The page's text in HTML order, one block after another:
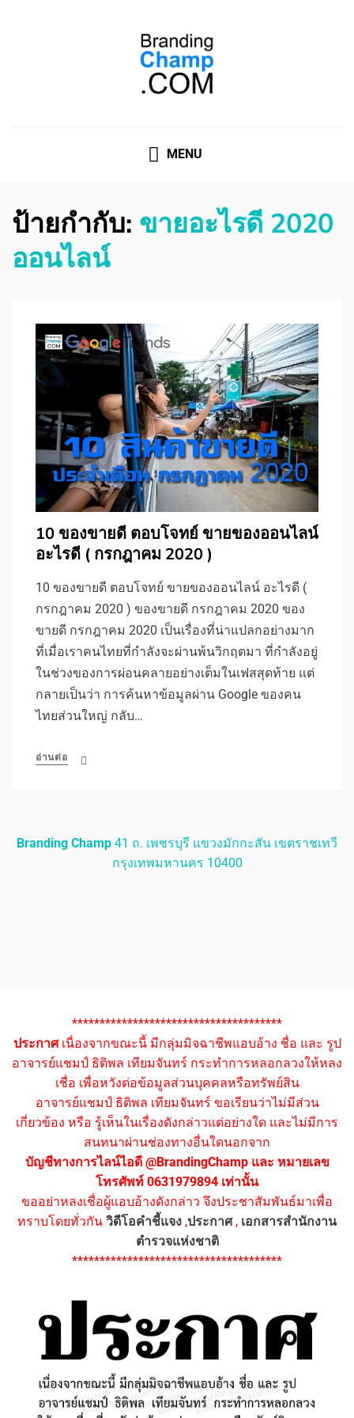
MENU
ป้ายกำกับ: ขายอะไรดี 2020
ออนไลน์
10 ของขายดี ตอบโจทย์ ขายของออนไลน์
อะไรดี ( กรกฎาคม 2020 )
10 ของขายดี ตอบโจทย์ ขายของออนไลน์ อะไรดี (
กรกฎาคม 2020 ) ของขายดี กรกฎาคม 2020 ของ
ขายดี กรกฎาคม 2020 เป็นเรื่องที่น่าแปลกอย่างมาก
ที่เมื่อเราคนไทยที่กำลังจะผ่านพ้นวิกฤตมา ที่กำลังอยู่
ในช่วงของการผ่อนคลายอย่างเต็มในเฟสสุดท้าย แต่
กลายเป็นว่า การค้นหาข้อมูลผ่าน Google ของคน
ไทยส่วนใหญ่ กลับ…
อ่านต่อ
Branding Champ 41 ถ. เพชรบุรี แขวงมักกะสัน เขตราชเทวี
กรุงเทพมหานคร 10400
**************************************
ประกาศเนื่องจากขณะนี้ มีกลุ่มมิจฉาชีพแอบอ้าง ชื่อ และ รูป
อาจารย์แชมป์ ธิติพล เทียมจันทร์ กระทำการหลอกลวงให้หลง
เชื่อ เพื่อหวังต่อข้อมูลส่วนบุคคลหรือทรัพย์สิน
อาจารย์แชมป์ ธิติพล เทียมจันทร์ ขอเรียนว่าไม่มีส่วน
เกี่ยวข้อง หรือ รู้เห็นในเรื่องดังกล่าวแต่อย่างใด และไม่มีการ
สนทนาผ่านช่องทางอื่นใดนอกจาก
บัญชีทางการไลน์ไอดี @BrandingChamp และ หมายเลข
โทรศัพท์ 0631979894 เท่านั้น
ขออย่าหลงเชื่อผู้แอบอ้างดังกล่าว จึงประชาสัมพันธ์มาเพื่อ
ทราบโดยทั่วกัน วิดีโอคำชี้แจง ,ประกาศ, เอกสารสำนักงาน
ตำรวจแห่งชาติ
**************************************